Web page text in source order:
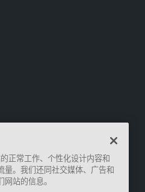
正常工作、个性化设计内容和
量。我们还同社交媒体、广告和
站的信息。